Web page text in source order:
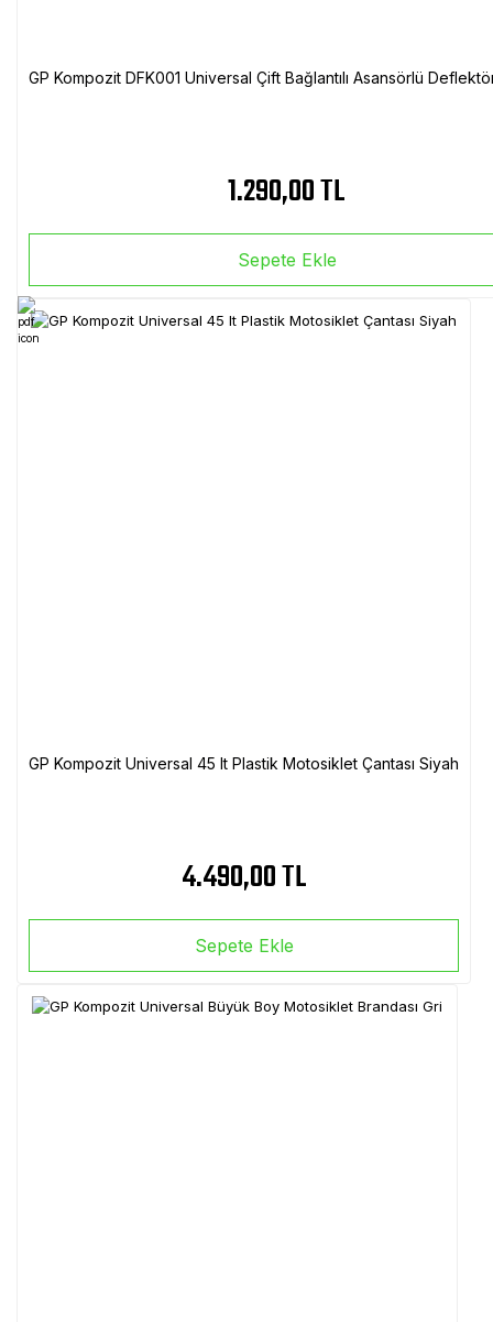
GP Kompozit DFK001 Universal Çift Bağlantılı Asansörlü
1.290,00 TL
Sepete Ekle
GP Kompozit Universal 45 lt Plastik Motosiklet Çantası Siyah
4.490,00 TL
Sepete Ekle